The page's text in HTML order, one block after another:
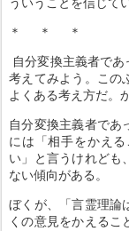
＊ ＊ ＊
自分変換主義者で
考えてみよう。この
よくある考え方だ。
自分変換主義者であ
には「相手をかえ
い」と言うけれども
ない傾向がある。
ぼくが、「言霊理論
くの意見をかえる